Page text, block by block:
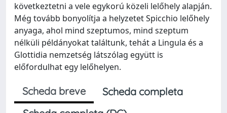
következtetni a vele egykorú közeli lelőhely alapján.
Még tovább bonyolítja a helyzetet Spicchio lelőhely
anyaga, ahol mind szeptumos, mind szeptum
nélküli példányokat találtunk, tehát a Lingula és a
Glottidia nemzetség látszólag együtt is
előfordulhat egy lelőhelyen.
Scheda breve
Scheda completa